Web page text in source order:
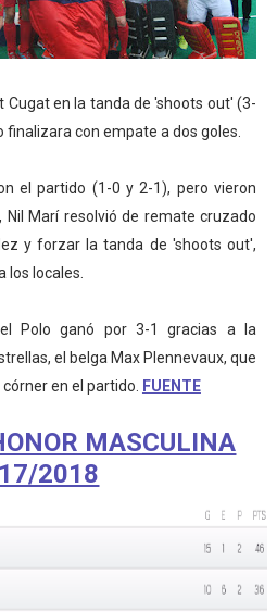
League 2026 - Las Utah
slalom 2026 (Oklahoma City,
2026 - Tadej Pogacar
2026 - Lando Norris consigue
de saltos 2026 (París,
Cugat en la tanda de 'shoots out' (3-
finalizara con empate a dos goles.
el partido (1-0 y 2-1), pero vieron
Marí resolvió de remate cruzado
y forzar la tanda de 'shoots out',
los locales.
Polo ganó por 3-1 gracias a la
el belga Max Plennevaux, que
en el partido.
FUENTE
MASCULINA
2018